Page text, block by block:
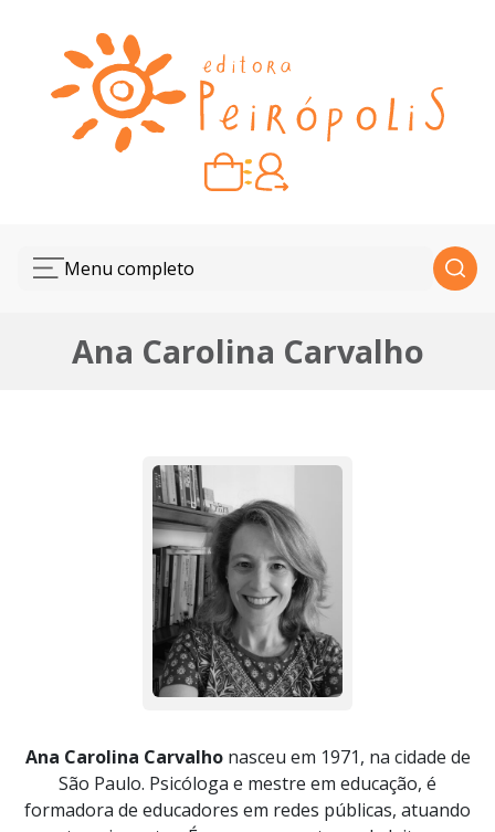
Carrinho vazio
Quando escolher seus livros, eles aparecem aqui.
Menu completo
Ana Carolina Carvalho
Ana Carolina Carvalhonasceu em 1971, na cidade de
São Paulo. Psicóloga e mestre em educação, é
formadora de educadores em redes públicas, atuando